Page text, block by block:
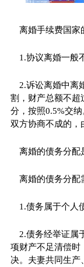
离婚手续费国家
1.协议离婚一般
2.诉讼离婚中离
割，财产总额不超
分，按照0.5%交
双方协商不成的，
离婚的债务分配
离婚的债务分配
1.债务属于个人
2.债务经举证属
项财产不足清偿时
决。夫妻共同生产